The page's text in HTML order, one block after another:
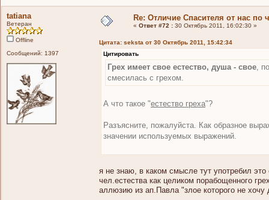
tatiana
Ветеран
Offline
Сообщений: 1397
Re: Отличие Спасителя от нас по
« Ответ #72 : 30 Октябрь 2011, 16:02:30 »
Цитата: seksta от 30 Октябрь 2011, 15:42:34
Цитировать
Грех имеет свое естество, душа - свое ,
смесилась с грехом.
А что такое "естество греха"?
Разъясните, пожалуйста. Как образное
значении используемых выражений.
я не знаю, в каком смысле тут употребил
чел.естества как целиком порабощенного
аллюзию из ап.Павла "злое которого не